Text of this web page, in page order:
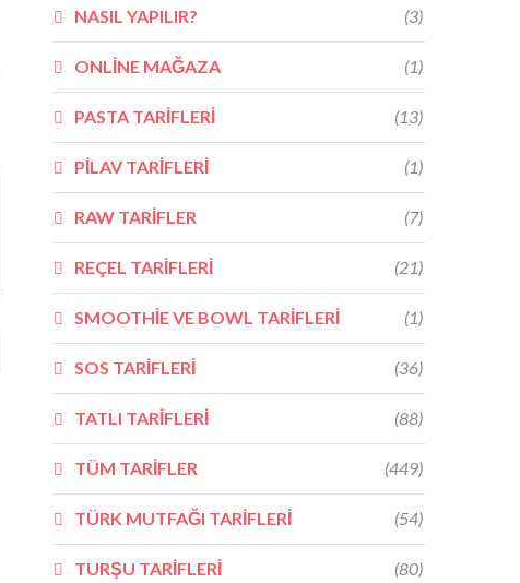
NASIL YAPILIR? (3)
ONLİNE MAĞAZA (1)
PASTA TARİFLERİ (13)
PİLAV TARİFLERİ (1)
RAW TARİFLER (7)
REÇEL TARİFLERİ (21)
SMOOTHİE VE BOWL TARİFLERİ (1)
SOS TARİFLERİ (36)
TATLI TARİFLERİ (88)
TÜM TARİFLER (449)
TÜRK MUTFAĞI TARİFLERİ (54)
TURŞU TARİFLERİ (80)